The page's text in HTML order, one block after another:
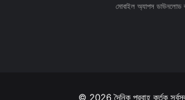
মোবাইল অ্যাপস ডাউনলোড
© 2026 দৈনিক প্রবাহ কর্তৃক